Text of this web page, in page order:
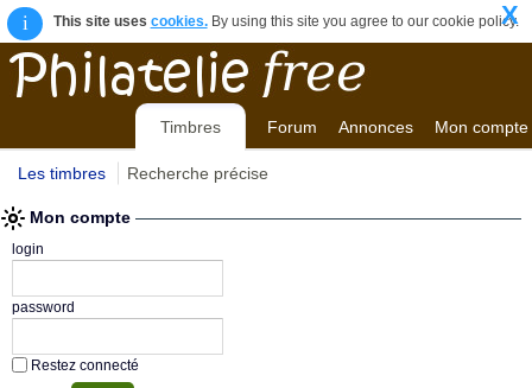
i This site uses cookies.By using this site you agree to our cookie policy.
X
Timbres Forum Annonces Mon compte
Les timbres Recherche précise
Mon compte
login
password
Restez connecté